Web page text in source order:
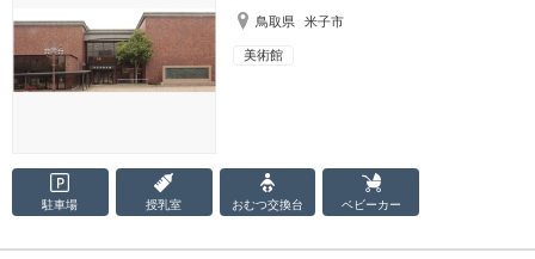
鳥取県 米子市
美術館
駐車場 授乳室 おむつ交換台 ベビーカー